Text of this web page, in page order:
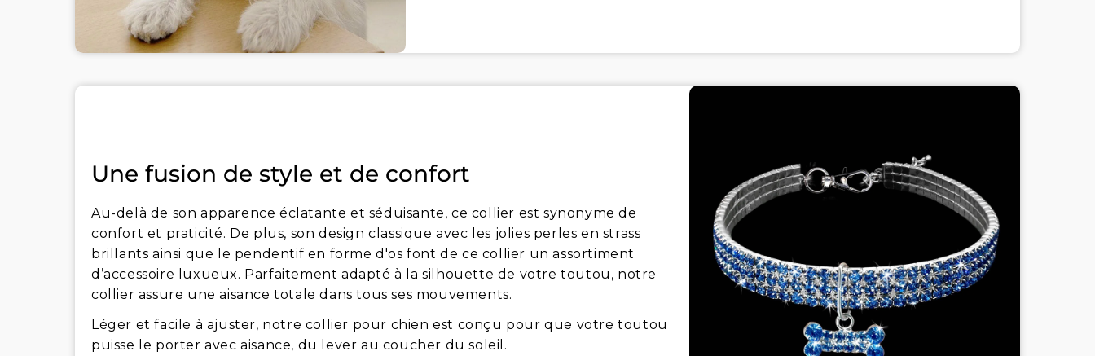
Une fusion de style et de confort
Au-delà de son apparence éclatante et séduisante, ce collier est synonyme de
confort et praticité. De plus, son design classique avec les jolies perles en strass
brillants ainsi que le pendentif en forme d'os font de ce collier un assortiment
d’accessoire luxueux. Parfaitement adapté à la silhouette de votre toutou, notre
collier assure une aisance totale dans tous ses mouvements.
Léger et facile à ajuster, notre collier pour chien est conçu pour que votre toutou
puisse le porter avec aisance, du lever au coucher du soleil.